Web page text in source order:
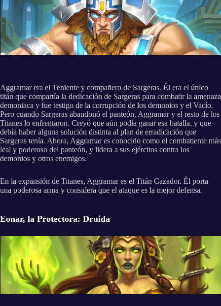
Aggramar era el Teniente y compañero de Sargeras. Él era el único
titán que compartía la dedicación de Sargeras para combatir la amenaza
demoniaca y fue testigo de la corrupción de los demonios y el Vacío.
Pero cuando Sargeras abandonó el panteón, Aggramar y el resto de los
Titanes lo enfrentaron. Creyó que aún podía ganar esa batalla, y que
debía haber alguna solución distinta al plan de erradicación que
Sargeras tenía. Ahora, Aggramar es conocido como el combatiente más
leal y poderoso del panteón, y lidera a sus ejércitos contra los
demonios y otros enemigos.
En la expansión de Titanes, Aggramar es el Titán Cazador. Él porta
una poderosa arma y considera que el ataque es la mejor defensa.
Eonar, la Protectora: Druida